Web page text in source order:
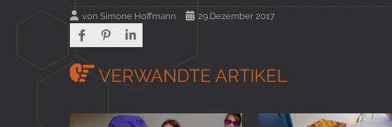
von Simone Hoffmann 29.Dezember 2017
VERWANDTE ARTIKEL